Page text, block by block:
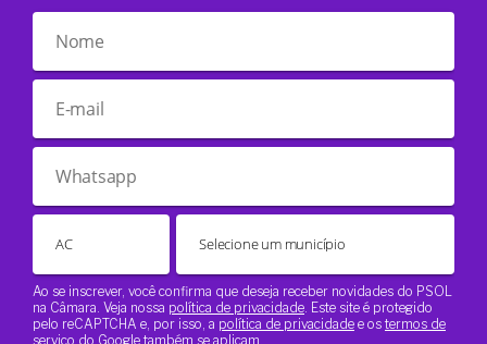
Ao se inscrever, você confirma que deseja receber novidades do PSOL
na Câmara. Veja nossa política de privacidade . Este site é protegido
pelo reCAPTCHA e, por isso, a política de privacidade e os termos de
serviço do Google também se aplicam.